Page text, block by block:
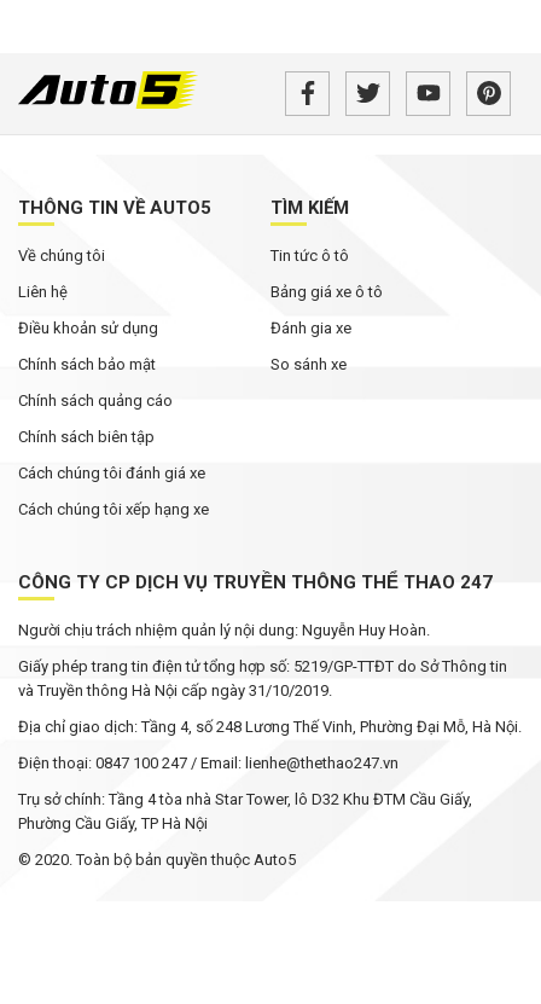
THÔNG TIN VỀ AUTO5
Về chúng tôi
Liên hệ
Điều khoản sử dụng
Chính sách bảo mật
Chính sách quảng cáo
Chính sách biên tập
Cách chúng tôi đánh giá xe
Cách chúng tôi xếp hạng xe
TÌM KIẾM
Tin tức ô tô
Bảng giá xe ô tô
Đánh gia xe
So sánh xe
CÔNG TY CP DỊCH VỤ TRUYỀN THÔNG THỂ THAO 247
Người chịu trách nhiệm quản lý nội dung: Nguyễn Huy Hoàn.
Giấy phép trang tin điện tử tổng hợp số: 5219/GP-TTĐT do Sở Thông tin
và Truyền thông Hà Nội cấp ngày 31/10/2019.
Địa chỉ giao dịch: Tầng 4, số 248 Lương Thế Vinh, Phường Đại Mỗ, Hà Nội.
Điện thoại: 0847 100 247 / Email: lienhe@thethao247.vn
Trụ sở chính: Tầng 4 tòa nhà Star Tower, lô D32 Khu ĐTM Cầu Giấy,
Phường Cầu Giấy, TP Hà Nội
© 2020. Toàn bộ bản quyền thuộc Auto5